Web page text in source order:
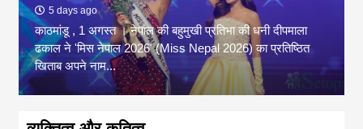
5 days ago
काठमांडू , 1 अगस्त । नेपाल की बहुमुखी प्रतिभा की धनी दीपमाला
ढकाल ने 'मिस नेपाल 2026' (Miss Nepal 2026) का प्रतिष्ठित
खिताब अपने नाम...